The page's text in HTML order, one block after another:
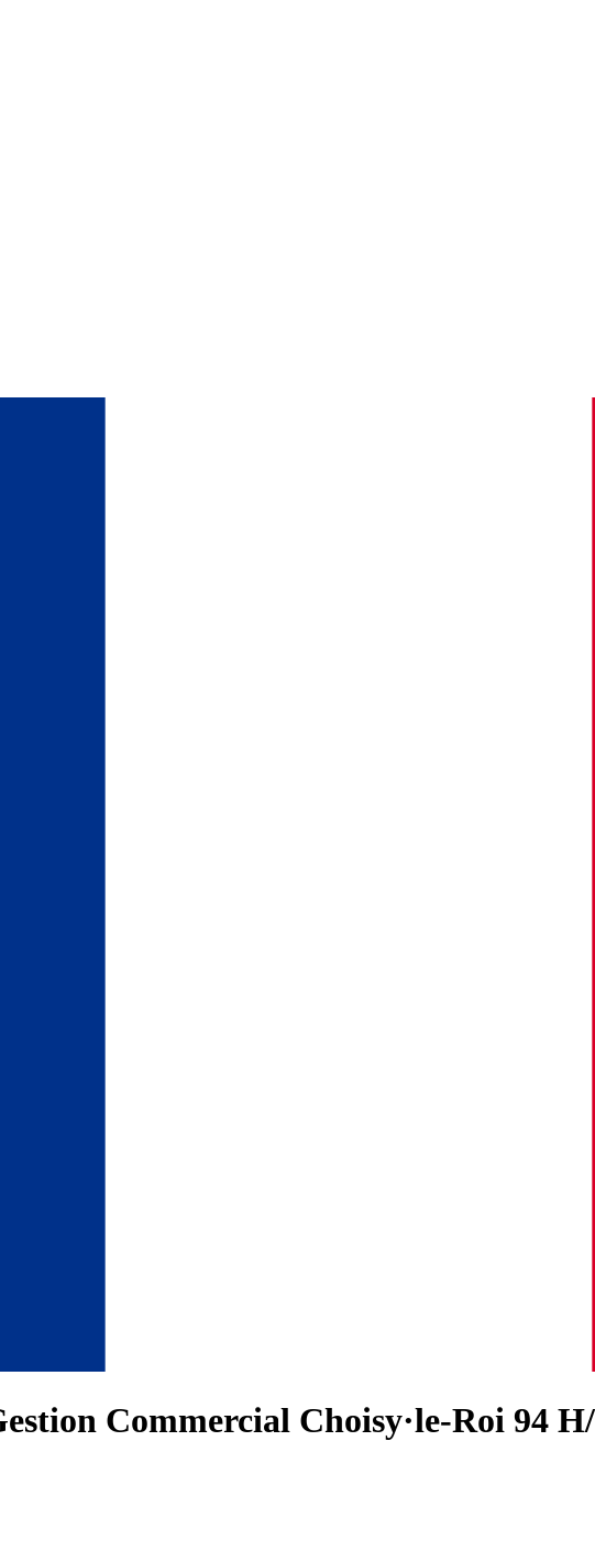
Commercial Choisy·le-Roi 94